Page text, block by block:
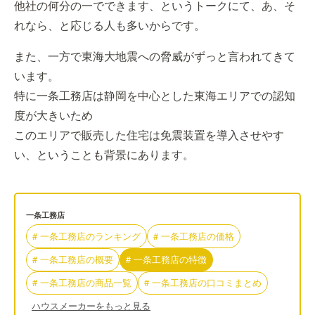
他社の何分の一でできます、というトークにて、あ、そ
れなら、と応じる人も多いからです。
また、一方で東海大地震への脅威がずっと言われてきて
います。
特に一条工務店は静岡を中心とした東海エリアでの認知
度が大きいため
このエリアで販売した住宅は免震装置を導入させやす
い、ということも背景にあります。
一条工務店
# 一条工務店のランキング # 一条工務店の価格
# 一条工務店の概要 # 一条工務店の特徴
# 一条工務店の商品一覧 # 一条工務店の口コミまとめ
ハウスメーカーをもっと見る